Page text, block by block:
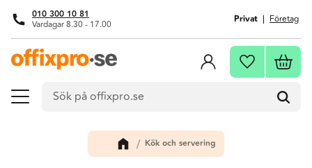
Meny
010 300 10 81
Vardagar 8.30 - 17.00 Privat Företag
Favoriter
Kök och servering